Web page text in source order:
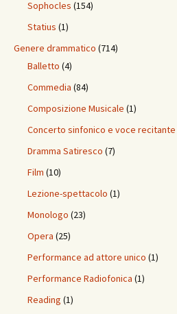
Sophocles (154)
Statius (1)
Genere drammatico (714)
Balletto (4)
Commedia (84)
Composizione Musicale (1)
Concerto sinfonico e voce recitante
Dramma Satiresco (7)
Film (10)
Lezione-spettacolo (1)
Monologo (23)
Opera (25)
Performance ad attore unico (1)
Performance Radiofonica (1)
Reading (1)